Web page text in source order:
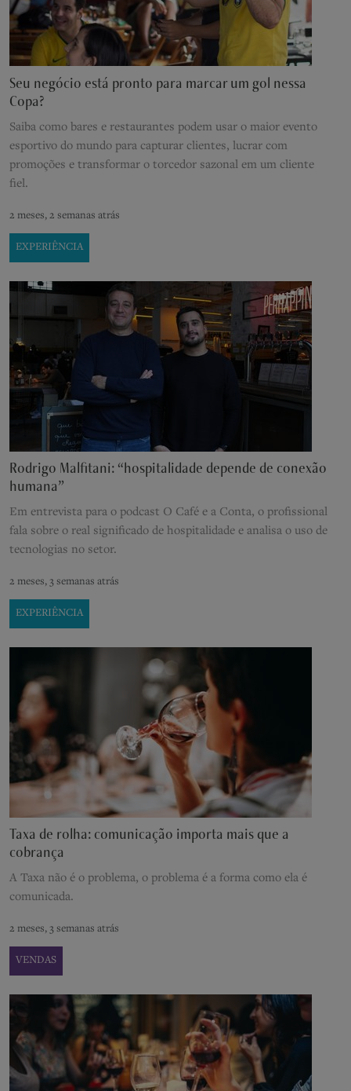
Seu negócio está pronto para marcar um gol nessa
Copa?
Saiba como bares e restaurantes podem usar o maior evento
esportivo do mundo para capturar clientes, lucrar com
promoções e transformar o torcedor sazonal em um cliente
fiel.
2 meses, 2 semanas atrás
EXPERIÊNCIA
Rodrigo Malfitani: “hospitalidade depende de conexão
humana”
Em entrevista para o podcast O Café e a Conta, o profissional
fala sobre o real significado de hospitalidade e analisa o uso de
tecnologias no setor.
2 meses, 3 semanas atrás
EXPERIÊNCIA
Taxa de rolha: comunicação importa mais que a
cobrança
A Taxa não é o problema, o problema é a forma como ela é
comunicada.
2 meses, 3 semanas atrás
VENDAS